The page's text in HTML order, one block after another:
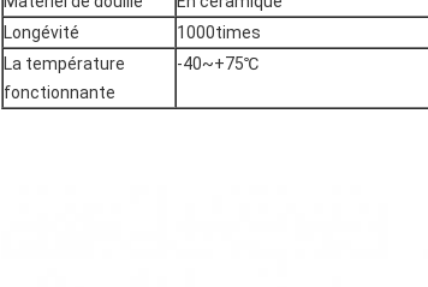
Longévité
1000times
La température
fonctionnante
-40~+75℃